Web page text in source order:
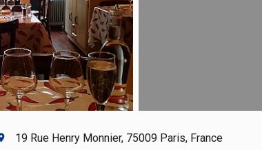
19 Rue Henry Monnier, 75009 Paris, France